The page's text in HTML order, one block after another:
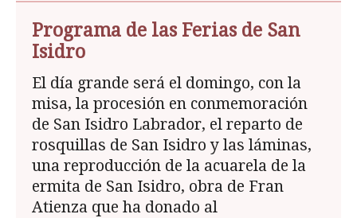
Programa de las Ferias de San
Isidro
El día grande será el domingo, con la
misa, la procesión en conmemoración
de San Isidro Labrador, el reparto de
rosquillas de San Isidro y las láminas,
una reproducción de la acuarela de la
ermita de San Isidro, obra de Fran
Atienza que ha donado al